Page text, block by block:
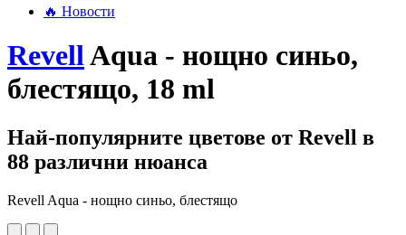
🔥 Новости
RevellAqua - нощно синьо,
блестящо, 18 ml
Най-популярните цветове от Revell в
88 различни нюанса
Revell Aqua - нощно синьо, блестящо